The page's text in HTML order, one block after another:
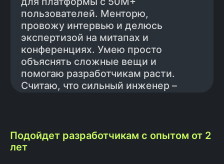
Подойдет разработчикам с опытом от 2
лет